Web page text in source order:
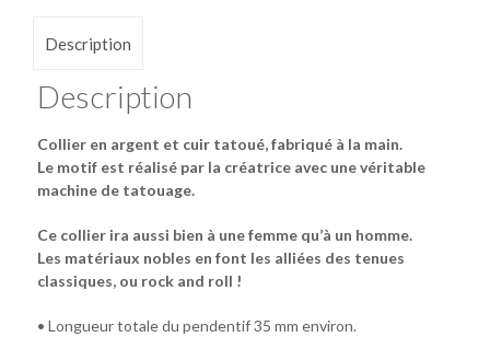
Description
Description
Collier en argent et cuir tatoué, fabriqué à la main.
Le motif est réalisé par la créatrice avec une véritable
machine de tatouage.
Ce collier ira aussi bien à une femme qu’à un homme.
Les matériaux nobles en font les alliées des tenues
classiques, ou rock and roll !
• Longueur totale du pendentif 35 mm environ.